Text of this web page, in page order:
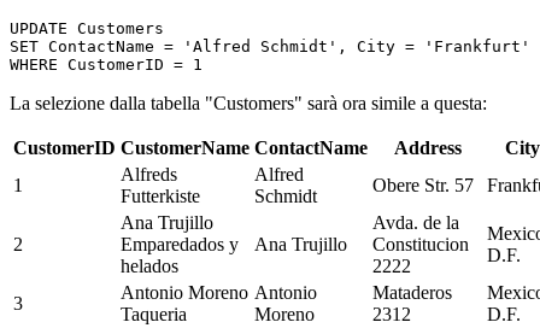
UPDATE Customers
SET ContactName = 'Alfred Schmidt', City = 'Frankfurt'
La selezione dalla tabella "Customers" sarà ora simile a questa:
CustomerID CustomerName ContactName Address
City
1
Alfreds
Futterkiste
Alfred
Schmidt
Obere Str. 57
2
Ana Trujillo
Emparedados y
helados
Ana Trujillo
Avda. de la
Constitucion
2222
D.F.
3
Antonio Moreno
Taqueria
Antonio
Moreno
Mataderos
2312
D.F.